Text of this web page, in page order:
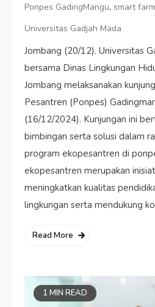
Ponpes GadingMangu, smart
Universitas Gadjah Mada
Jombang (20/12). Universitas
bersama Dinas Lingkungan
Jombang melaksanakan
Pesantren (Ponpes)
(16/12/2024). Kunjungan ini
bimbingan serta solusi dalam
program ekopesantren di
ekopesantren merupakan
meningkatkan kualitas
lingkungan serta mendukung
Read More
1 MIN READ